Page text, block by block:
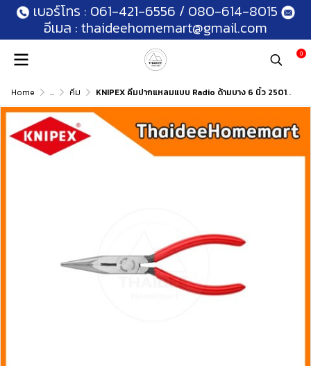
เบอร์โทร : 061-421-6556 / 080-614-8015
อีเมล : thaideehomemart@gmail.com
0
Home ... คีม KNIPEX คีมปากแหลมแบบ Radio ด้ามบาง 6 นิ้ว 2501160 (Snipe Nose Side Cutting Pliers)